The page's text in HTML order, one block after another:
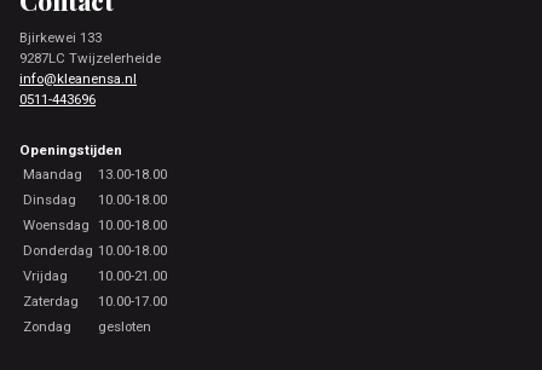
Bjirkewei 133
9287LC Twijzelerheide
info@kleanensa.nl
0511-443696
Openingstijden
Maandag
13.00-18.00
Dinsdag
10.00-18.00
Woensdag 10.00-18.00
Donderdag 10.00-18.00
Vrijdag
10.00-21.00
Zaterdag
10.00-17.00
Zondag
gesloten